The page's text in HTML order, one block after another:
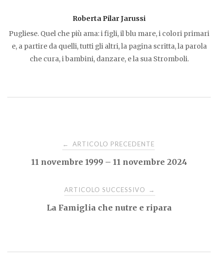
Roberta Pilar Jarussi
Pugliese. Quel che più ama: i figli, il blu mare, i colori primari
e, a partire da quelli, tutti gli altri, la pagina scritta, la parola
che cura, i bambini, danzare, e la sua Stromboli.
Navigazione
articoli
← ARTICOLO PRECEDENTE
11 novembre 1999 – 11 novembre 2024
ARTICOLO SUCCESSIVO →
La Famiglia che nutre e ripara